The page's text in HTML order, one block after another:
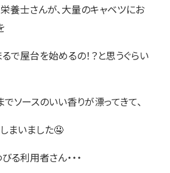
栄養士さんが、大量のキャベツにお
で屋台を始めるの！？と思うぐらい
ソースのいい香りが漂ってきて、
まいました🤤
る利用者さん・・・